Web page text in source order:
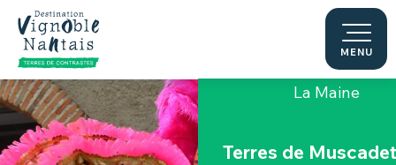
Aller
contenu
principal
MENU
Le "Porte-
La Maine
Terres de Muscadet